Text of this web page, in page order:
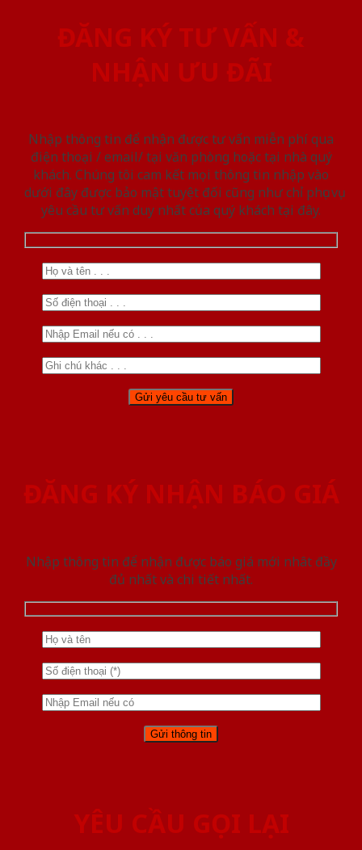
ĐĂNG KÝ TƯ VẤN &
NHẬN ƯU ĐÃI
Nhập thông tin để nhận được tư vấn miễn phí qua
điện thoại / email/ tại văn phòng hoặc tại nhà quý
khách. Chúng tôi cam kết mọi thông tin nhập vào
dưới đây được bảo mật tuyệt đối cũng như chỉ phục vụ
yêu cầu tư vấn duy nhất của quý khách tại đây.
ĐĂNG KÝ NHẬN BÁO GIÁ
Nhập thông tin để nhận được báo giá mới nhât đầy
đủ nhất và chi tiết nhất.
YÊU CẦU GỌI LẠI